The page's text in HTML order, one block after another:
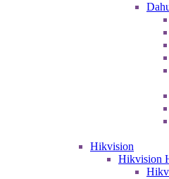
Hikvision
Hikvision